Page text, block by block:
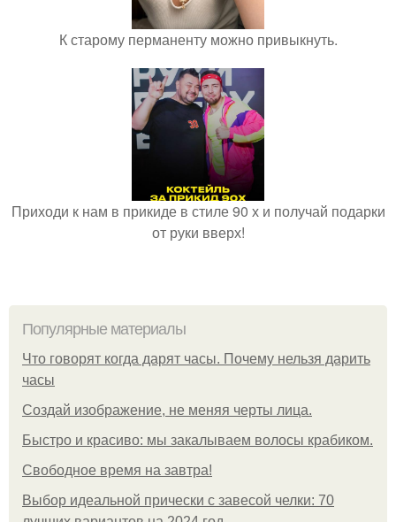
К старому перманенту можно привыкнуть.
Приходи к нам в прикиде в стиле 90 х и получай подарки
от руки вверх!
Популярные материалы
Что говорят когда дарят часы. Почему нельзя дарить
часы
Создай изображение, не меняя черты лица.
Быстро и красиво: мы закалываем волосы крабиком.
Свободное время на завтра!
Выбор идеальной прически с завесой челки: 70